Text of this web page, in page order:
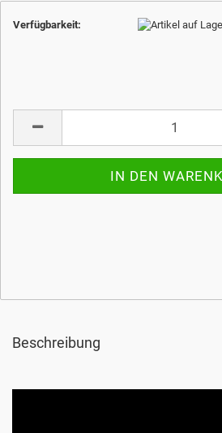
Verfügbarkeit:
Beschreibung